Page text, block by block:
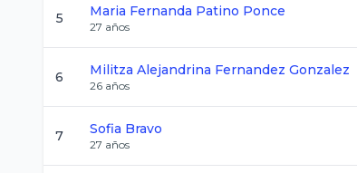
5 Maria Fernanda Patino Ponce
27 años
6 Militza Alejandrina Fernandez Gonzalez
26 años
7 Sofia Bravo
27 años